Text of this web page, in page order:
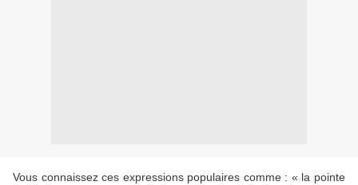
Vous connaissez ces expressions populaires comme : « la pointe